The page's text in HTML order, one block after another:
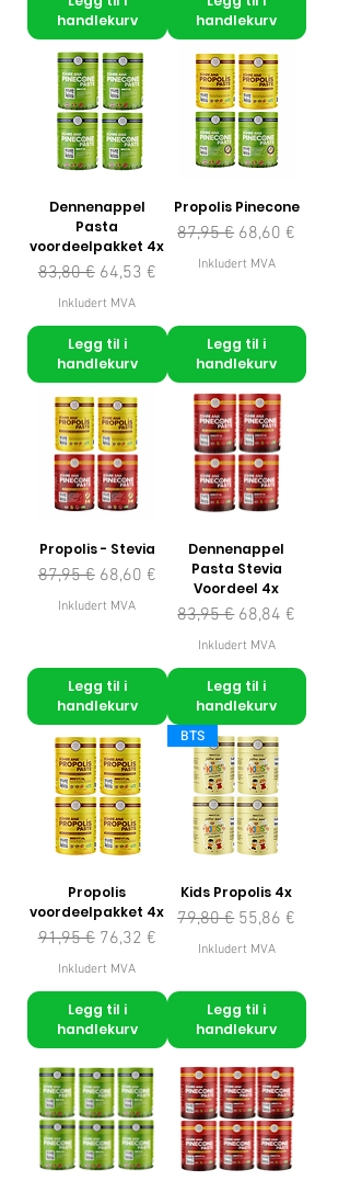
handlekurv
handlekurv
Dennenappel
Pasta
voordeelpakket 4x
Vanlig pris
83,80 € Salgspris
64,53 €
Inkludert MVA
Legg til i
handlekurv
Propolis Pinecone
Vanlig pris
87,95 € Salgspris
68,60 €
Inkludert MVA
Legg til i
handlekurv
Propolis - Stevia
Vanlig pris
87,95 € Salgspris
68,60 €
Inkludert MVA
Legg til i
handlekurv
Dennenappel
Pasta Stevia
Voordeel 4x
Vanlig pris
83,95 € Salgspris
68,84 €
Inkludert MVA
Legg til i
handlekurv
Propolis
voordeelpakket 4x
Vanlig pris
91,95 € Salgspris
76,32 €
Inkludert MVA
Legg til i
handlekurv
BTS
Kids Propolis 4x
Vanlig pris
79,80 € Salgspris
55,86 €
Inkludert MVA
Legg til i
handlekurv